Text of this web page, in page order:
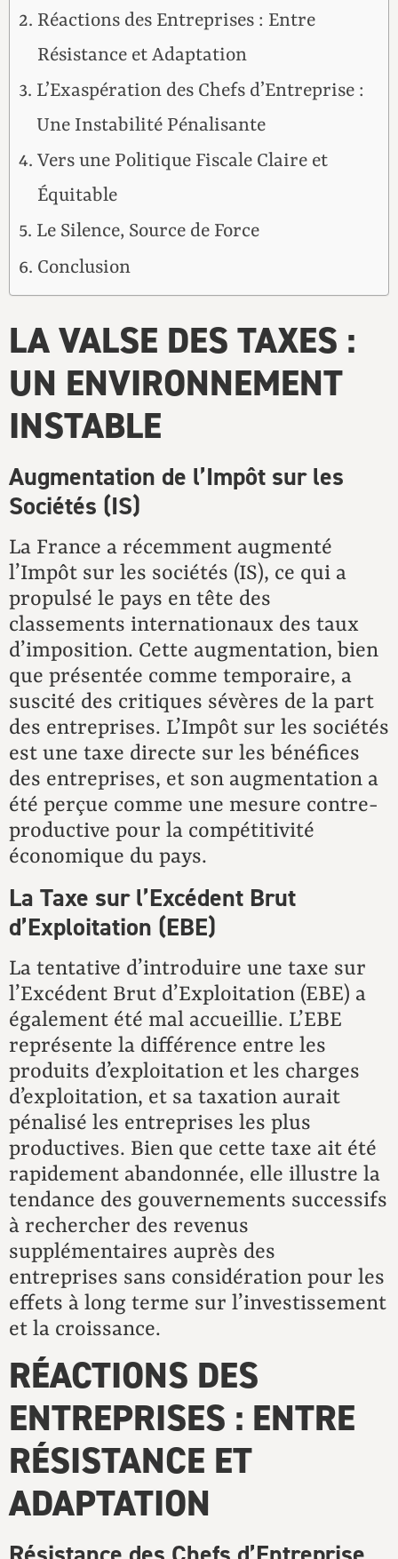
Réactions des Entreprises : Entre
Résistance et Adaptation
L’Exaspération des Chefs d’Entreprise :
Une Instabilité Pénalisante
Vers une Politique Fiscale Claire et
Équitable
Le Silence, Source de Force
Conclusion
LA VALSE DES TAXES :
UN ENVIRONNEMENT
INSTABLE
Augmentation de l’Impôt sur les
Sociétés (IS)
La France a récemment augmenté
l’Impôt sur les sociétés (IS), ce qui a
propulsé le pays en tête des
classements internationaux des taux
d’imposition. Cette augmentation, bien
que présentée comme temporaire, a
suscité des critiques sévères de la part
des entreprises. L’Impôt sur les sociétés
est une taxe directe sur les bénéfices
des entreprises, et son augmentation a
été perçue comme une mesure contre-
productive pour la compétitivité
économique du pays.
La Taxe sur l’Excédent Brut
d’Exploitation (EBE)
La tentative d’introduire une taxe sur
l’Excédent Brut d’Exploitation (EBE) a
également été mal accueillie. L’EBE
représente la différence entre les
produits d’exploitation et les charges
d’exploitation, et sa taxation aurait
pénalisé les entreprises les plus
productives. Bien que cette taxe ait été
rapidement abandonnée, elle illustre la
tendance des gouvernements successifs
à rechercher des revenus
supplémentaires auprès des
entreprises sans considération pour les
effets à long terme sur l’investissement
et la croissance.
RÉACTIONS DES
ENTREPRISES : ENTRE
RÉSISTANCE ET
ADAPTATION